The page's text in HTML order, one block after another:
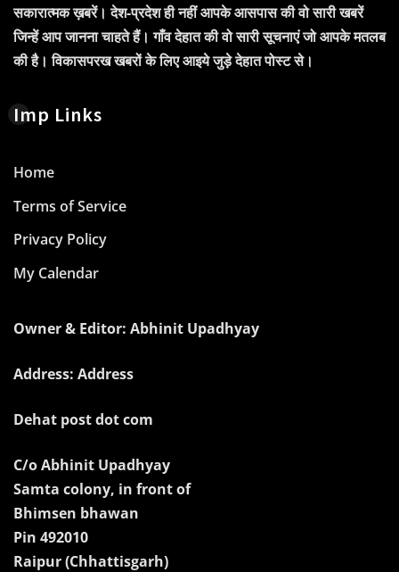
सकारात्मक ख़बरें। देश-प्रदेश ही नहीं आपके आसपास की वो सारी खबरें
जिन्हें आप जानना चाहते हैं। गाँव देहात की वो सारी सूचनाएं जो आपके मतलब
की है। विकासपरख खबरों के लिए आइये जुड़े देहात पोस्ट से।
Imp Links
Home
Terms of Service
Privacy Policy
My Calendar
Owner & Editor: Abhinit Upadhyay
Address: Address
Dehat post dot com
C/o Abhinit Upadhyay
Samta colony, in front of
Bhimsen bhawan
Pin 492010
Raipur (Chhattisgarh)